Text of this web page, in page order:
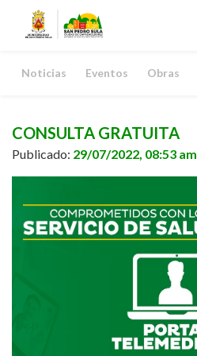
Noticias Eventos Obras
CONSULTA GRATUITA
Publicado: 29/07/2022, 08:53 am